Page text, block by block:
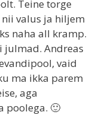
Teine torge
valus ja hiljem
naha all kramp.
julmad. Andreas
vaid
ma ikka parem
aga
poolega. 🙂